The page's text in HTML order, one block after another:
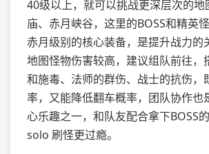
40级以上，就可以挑战更深层次的
庙、赤月峡谷，这里的BOSS和精英
赤月级别的核心装备，是提升战力的
地图怪物伤害较高，建议组队前往，
和施毒、法师的群伤、战士的抗伤，
率，又能降低翻车概率，团队协作也
心乐趣之一，和队友配合拿下BOSS
solo 刷怪更过瘾。